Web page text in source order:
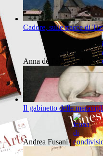
Cadore, sulle tracce di
Anna de Fazio Siciliano |
Il gabinetto delle
Andrea Fusani |